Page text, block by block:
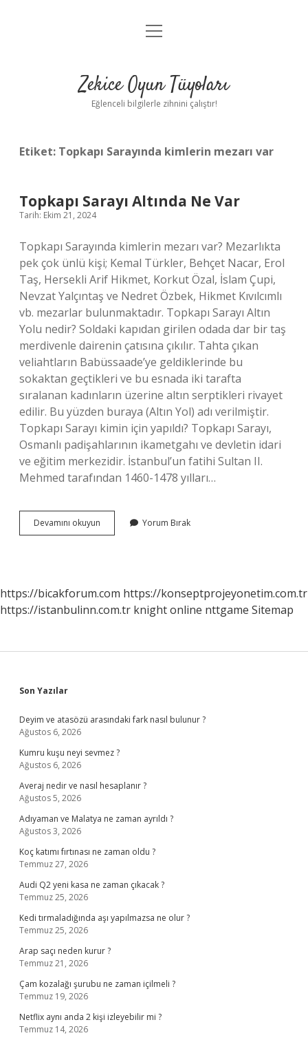
Anasayfa
Yasal Uyarı
menüyü
Zekice Oyun Tüyoları
Eğlenceli bilgilerle zihnini çalıştır!
Etiket: Topkapı Sarayında kimlerin mezarı var
Topkapı Sarayı Altında Ne Var
Tarih: Ekim 21, 2024
Topkapı Sarayında kimlerin mezarı var? Mezarlıkta
pek çok ünlü kişi; Kemal Türkler, Behçet Nacar, Erol
Taş, Hersekli Arif Hikmet, Korkut Özal, İslam Çupi,
Nevzat Yalçıntaş ve Nedret Özbek, Hikmet Kıvılcımlı
vb. mezarlar bulunmaktadır. Topkapı Sarayı Altın
Yolu nedir? Soldaki kapıdan girilen odada dar bir taş
merdivenle dairenin çatısına çıkılır. Tahta çıkan
veliahtların Babüssaade’ye geldiklerinde bu
sokaktan geçtikleri ve bu esnada iki tarafta
sıralanan kadınların üzerine altın serptikleri rivayet
edilir. Bu yüzden buraya (Altın Yol) adı verilmiştir.
Topkapı Sarayı kimin için yapıldı? Topkapı Sarayı,
Osmanlı padişahlarının ikametgahı ve devletin idari
ve eğitim merkezidir. İstanbul’un fatihi Sultan II.
Mehmed tarafından 1460-1478 yılları…
Devamını okuyun Topkapı
Sarayı
Yorum Bırak
https://bicakforum.com https://konseptprojeyonetim.com.tr
https://istanbulinn.com.tr knight online nttgame Sitemap
Sidebar
Son Yazılar
Deyim ve atasözü arasındaki fark nasıl bulunur ?
Ağustos 6, 2026
Kumru kuşu neyi sevmez ?
Ağustos 6, 2026
Averaj nedir ve nasıl hesaplanır ?
Ağustos 5, 2026
Adıyaman ve Malatya ne zaman ayrıldı ?
Ağustos 3, 2026
Koç katımı fırtınası ne zaman oldu ?
Temmuz 27, 2026
Audi Q2 yeni kasa ne zaman çıkacak ?
Temmuz 25, 2026
Kedi tırmaladığında aşı yapılmazsa ne olur ?
Temmuz 25, 2026
Arap saçı neden kurur ?
Temmuz 21, 2026
Çam kozalağı şurubu ne zaman içilmeli ?
Temmuz 19, 2026
Netflix aynı anda 2 kişi izleyebilir mi ?
Temmuz 14, 2026